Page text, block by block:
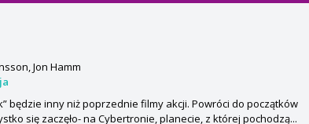
Jon Hamm
będzie inny niż poprzednie filmy akcji. Powróci do początków
się zaczęło- na Cybertronie, planecie, z której pochodzą...